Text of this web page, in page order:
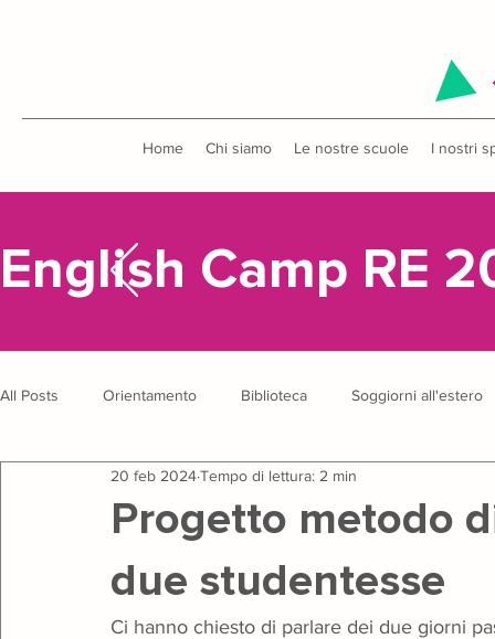
Home Chi siamo Le nostre scuole I nostri
English Camp RE
All Posts Orientamento Biblioteca Soggiorni all'estero
Uscite didattiche Concorsi English Camp
Giugno Insieme Gala Natale
Progetto metodo
due studentesse
20 feb 2024Tempo di lettura: 2 min
Ci hanno chiesto di parlare dei due giorni